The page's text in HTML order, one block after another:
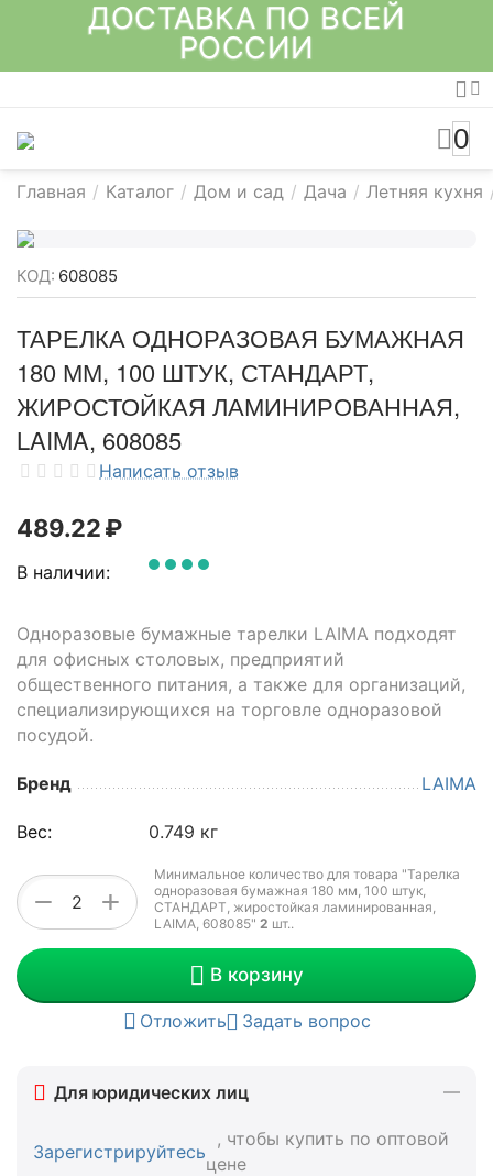
ДОСТАВКА ПО ВСЕЙ
РОССИИ
0
Главная / Каталог / Дом и сад / Дача / Летняя кухня
КОД: 608085
ТАРЕЛКА ОДНОРАЗОВАЯ БУМАЖНАЯ
180 ММ, 100 ШТУК, СТАНДАРТ,
ЖИРОСТОЙКАЯ ЛАМИНИРОВАННАЯ,
LAIMA, 608085
Написать отзыв
489.22₽
В наличии:
Одноразовые бумажные тарелки LAIMA подходят
для офисных столовых, предприятий
общественного питания, а также для организаций,
специализирующихся на торговле одноразовой
посудой.
Бренд LAIMA
Вес: 0.749 кг
+
−
Минимальное количество для товара "Тарелка
одноразовая бумажная 180 мм, 100 штук,
СТАНДАРТ, жиростойкая ламинированная,
LAIMA, 608085" 2 шт..
В корзину
Отложить Задать вопрос
Для юридических лиц
Зарегистрируйтесь
, чтобы купить по оптовой
цене